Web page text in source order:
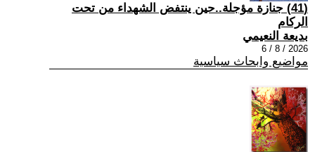
(41) جنازة مؤجلة..حين ينتفض الشهداء من تحت
الركام
بديعة النعيمي
2026 / 8 / 6
مواضيع وابحاث سياسية